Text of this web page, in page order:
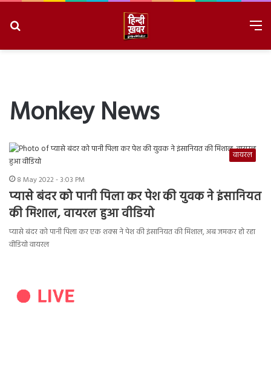
Monkey News
वायरल
8 May 2022 - 3:03 PM
प्यासे बंदर को पानी पिला कर पेश की युवक ने इंसानियत
की मिशाल, वायरल हुआ वीडियो
प्यासे बंदर को पानी पिला कर एक शक्स ने पेश की इंसानियत की मिशाल, अब जमकर हो रहा
वीडियो वायरल